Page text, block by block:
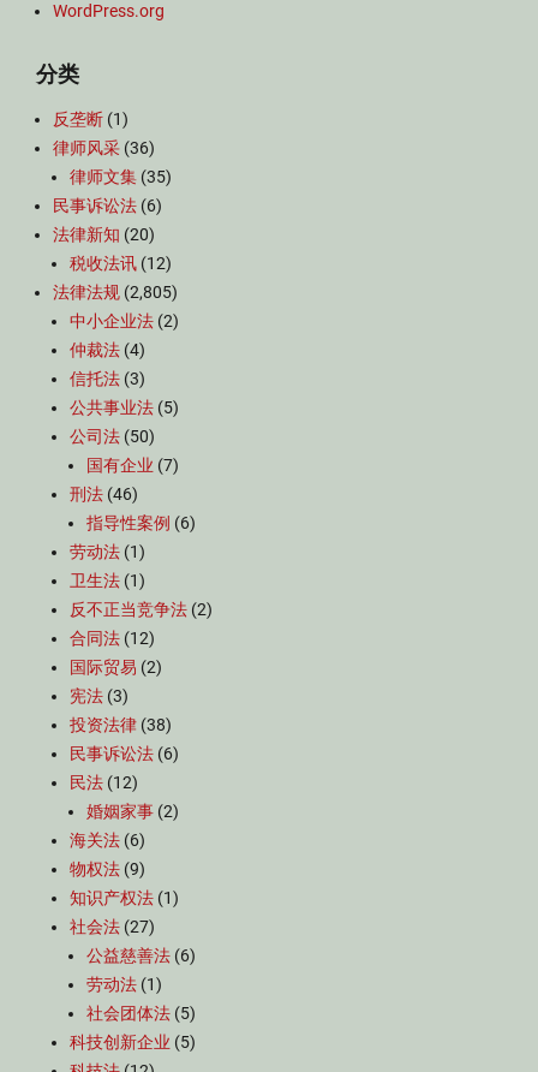
WordPress.org
分类
反垄断 (1)
律师风采 (36)
律师文集 (35)
民事诉讼法 (6)
法律新知 (20)
税收法讯 (12)
法律法规 (2,805)
中小企业法 (2)
仲裁法 (4)
信托法 (3)
公共事业法 (5)
公司法 (50)
国有企业 (7)
刑法 (46)
指导性案例 (6)
劳动法 (1)
卫生法 (1)
反不正当竞争法 (2)
合同法 (12)
国际贸易 (2)
宪法 (3)
投资法律 (38)
民事诉讼法 (6)
民法 (12)
婚姻家事 (2)
海关法 (6)
物权法 (9)
知识产权法 (1)
社会法 (27)
公益慈善法 (6)
劳动法 (1)
社会团体法 (5)
科技创新企业 (5)